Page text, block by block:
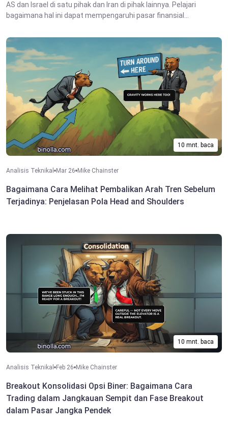
AS dan Israel di satu pihak dan Iran di pihak lainnya. Pelajari
bagaimana hal ini dapat mempengaruhi pasar finansial...
10 mnt. baca
Analisis Teknikal Mar 26 Mike Chainster
Bagaimana Cara Melihat Pembalikan Arah Tren Sebelum
Terjadinya: Penjelasan Pola Head and Shoulders
10 mnt. baca
Analisis Teknikal Feb 26 Mike Chainster
Breakout Konsolidasi Opsi Biner: Bagaimana Cara
Trading dalam Jangkauan Sempit dan Fase Breakout
dalam Pasar Jangka Pendek